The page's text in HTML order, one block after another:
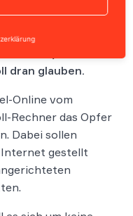
Attacken auf
dran glauben.
Online vom
Rechner das Opfer
Dabei sollen
Internet gestellt